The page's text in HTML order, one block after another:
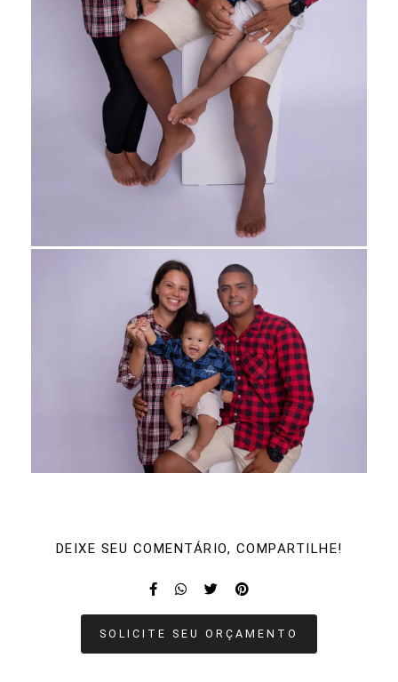
DEIXE SEU COMENTÁRIO, COMPARTILHE!
SOLICITE SEU ORÇAMENTO